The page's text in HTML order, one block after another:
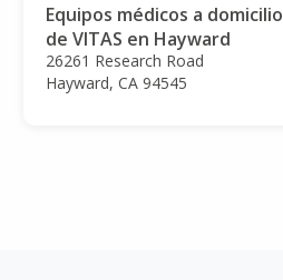
Equipos médicos a domicilio
de VITAS en Hayward
26261 Research Road
Hayward, CA 94545